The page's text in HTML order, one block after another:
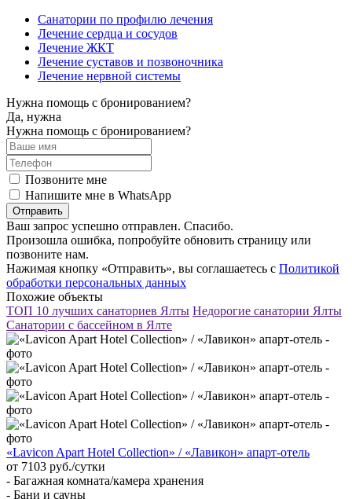
Санатории по профилю лечения
Лечение сердца и сосудов
Лечение ЖКТ
Лечение суставов и позвоночника
Лечение нервной системы
Нужна помощь с бронированием?
Да, нужна
Нужна помощь с бронированием?
Позвоните мне
Напишите мне в WhatsApp
Отправить
Ваш запрос успешно отправлен. Спасибо.
Произошла ошибка, попробуйте обновить страницу или
позвоните нам.
Нажимая кнопку «Отправить», вы соглашаетесь с Политикой
обработки персональных данных
Похожие объекты
ТОП 10 лучших санаториев Ялты Недорогие санатории Ялты
Санатории с бассейном в Ялте
«Lavicon Apart Hotel Collection» / «Лавикон» апарт-отель
от 7103 руб./сутки
- Багажная комната/камера хранения
- Бани и сауны